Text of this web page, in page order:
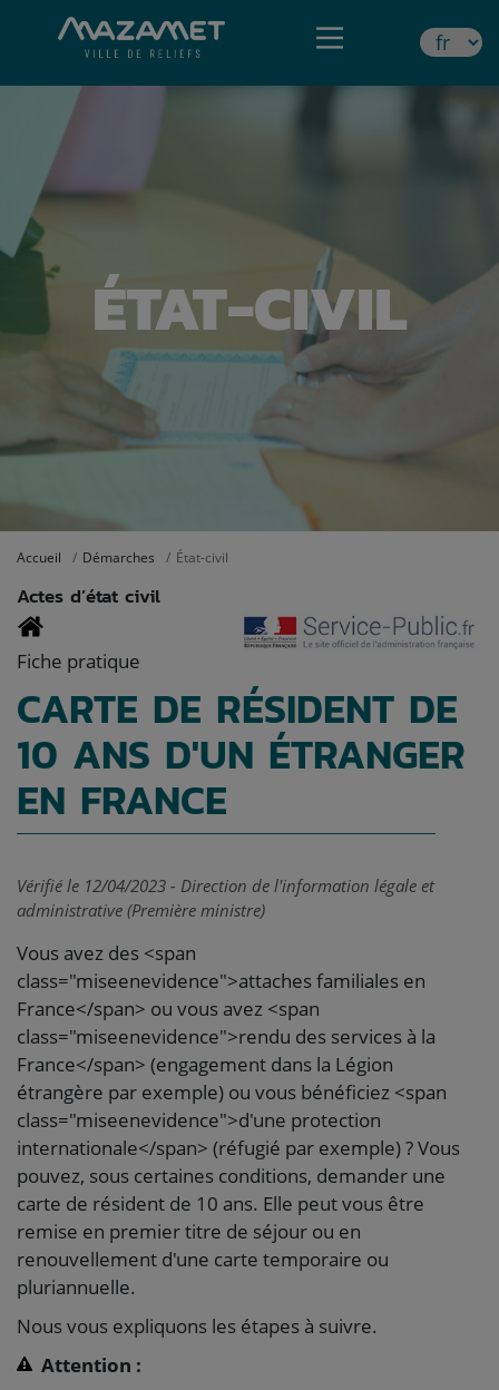
ÉTAT-CIVIL
Accueil Démarches État-civil
Actes d’état civil
Fiche pratique
CARTE DE RÉSIDENT DE
10 ANS D'UN ÉTRANGER
EN FRANCE
Vérifié le 12/04/2023 - Direction de l'information légale et
administrative (Première ministre)
Vous avez des <span
class="miseenevidence">attaches familiales en
France</span> ou vous avez <span
class="miseenevidence">rendu des services à la
France</span> (engagement dans la Légion
étrangère par exemple) ou vous bénéficiez <span
class="miseenevidence">d'une protection
internationale</span> (réfugié par exemple) ? Vous
pouvez, sous certaines conditions, demander une
carte de résident de 10 ans. Elle peut vous être
remise en premier titre de séjour ou en
renouvellement d'une carte temporaire ou
pluriannuelle.
Nous vous expliquons les étapes à suivre.
Attention :